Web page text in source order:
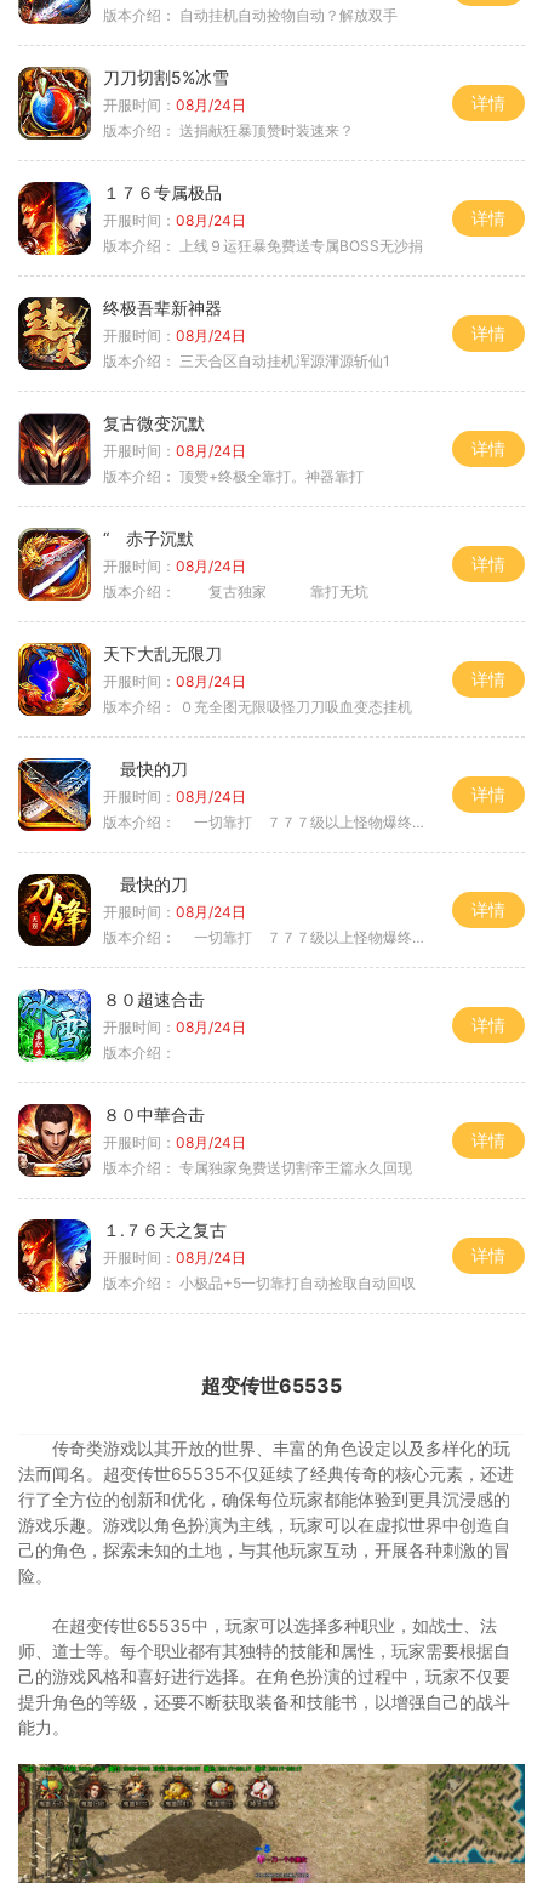
版本介绍： 自动挂机自动捡物自动？解放双手
刀刀切割5%冰雪
开服时间： 08月/24日
版本介绍： 送捐献狂暴顶赞时装速来？
详情
１７６专属极品
开服时间： 08月/24日
版本介绍：
上线９运狂暴免费送专属BOSS无沙捐
详情
终极吾辈新神器
开服时间： 08月/24日
版本介绍： 三天合区自动挂机浑源渾源斩仙1
详情
复古微变沉默
开服时间： 08月/24日
版本介绍： 顶赞+终极全靠打。神器靠打
详情
“ 赤子沉默
开服时间： 08月/24日
版本介绍：
复古独家 靠打无坑
详情
天下大乱无限刀
开服时间： 08月/24日
版本介绍：
０充全图无限吸怪刀刀吸血变态挂机
详情
最快的刀
开服时间： 08月/24日
版本介绍：
一切靠打 ７７７级以上怪物爆终极
详情
最快的刀
开服时间： 08月/24日
版本介绍：
一切靠打 ７７７级以上怪物爆终极
详情
８０超速合击
开服时间： 08月/24日
版本介绍：
详情
８０中華合击
开服时间： 08月/24日
版本介绍： 专属独家免费送切割帝王篇永久回现
详情
１.７６天之复古
开服时间： 08月/24日
版本介绍： 小极品+5一切靠打自动捡取自动回収
详情
超变传世65535
传奇类游戏以其开放的世界、丰富的角色设定以及多样化的玩
法而闻名。超变传世65535不仅延续了经典传奇的核心元素，还进
行了全方位的创新和优化，确保每位玩家都能体验到更具沉浸感的
游戏乐趣。游戏以角色扮演为主线，玩家可以在虚拟世界中创造自
己的角色，探索未知的土地，与其他玩家互动，开展各种刺激的冒
险。
在超变传世65535中，玩家可以选择多种职业，如战士、法
师、道士等。每个职业都有其独特的技能和属性，玩家需要根据自
己的游戏风格和喜好进行选择。在角色扮演的过程中，玩家不仅要
提升角色的等级，还要不断获取装备和技能书，以增强自己的战斗
能力。